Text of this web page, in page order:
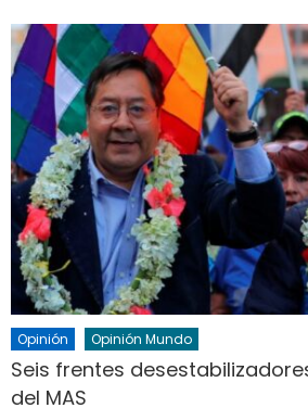
Opinión Opinión Mundo
Seis frentes
del MAS